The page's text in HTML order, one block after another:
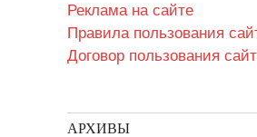
Реклама на сайте
Правила пользования
Договор пользования
АРХИВЫ